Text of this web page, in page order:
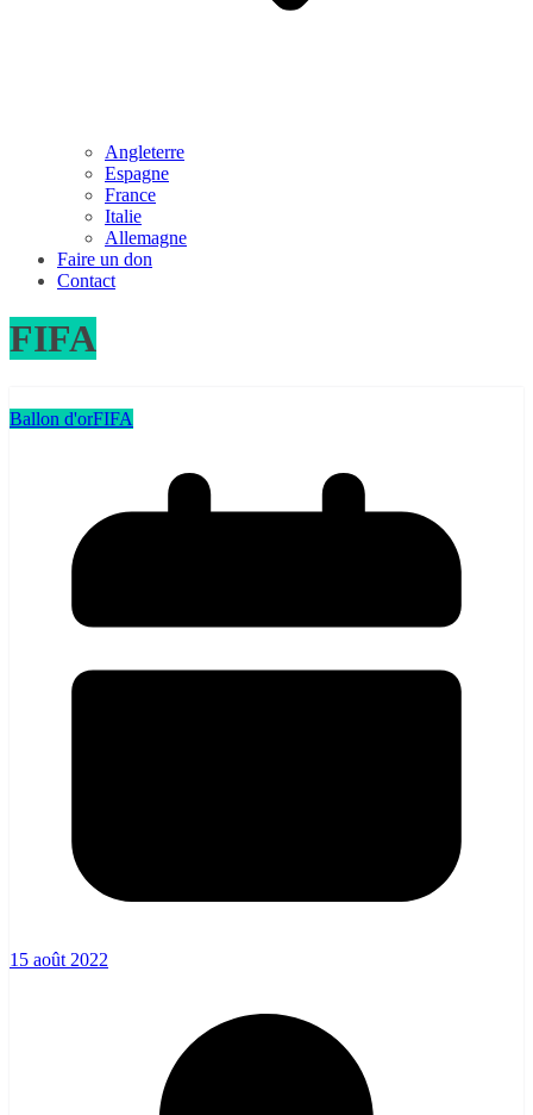
Angleterre
Espagne
France
Italie
Allemagne
Faire un don
Contact
FIFA
Ballon d'orFIFA
15 août 2022